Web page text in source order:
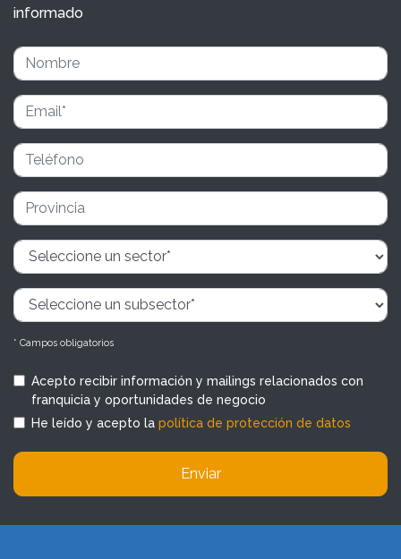
informado
* Campos obligatorios
Acepto recibir información y mailings relacionados con
franquicia y oportunidades de negocio
He leído y acepto la política de protección de datos
Enviar